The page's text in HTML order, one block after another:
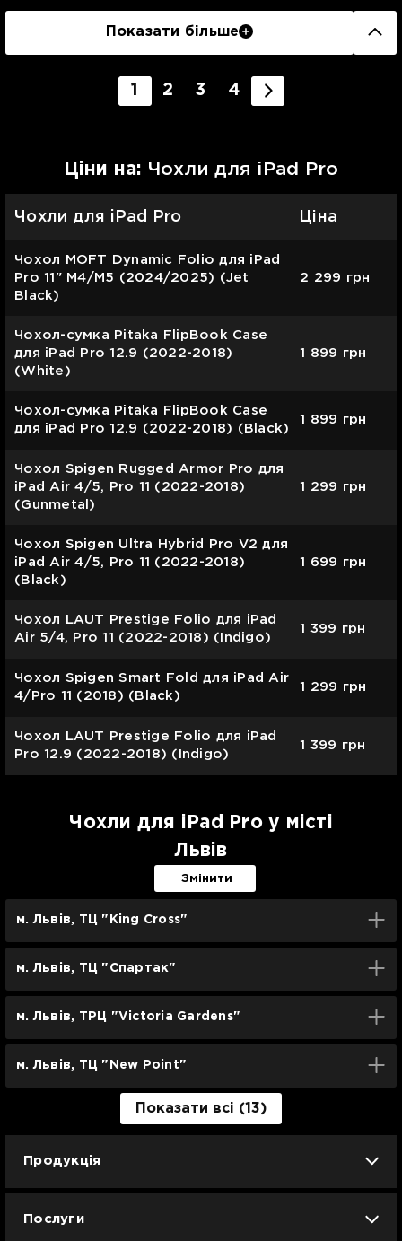
Показати більше
1 2 3 4
Цiни на: Чохли для iPad Pro
Чохли для iPad Pro Ціна
Чохол MOFT Dynamic Folio для iPad
Pro 11" М4/M5 (2024/2025) (Jet
Black)
2 299 грн
Чохол-сумка Pitaka FlipBook Case
для iPad Pro 12.9 (2022-2018)
(White)
1 899 грн
Чохол-сумка Pitaka FlipBook Case
для iPad Pro 12.9 (2022-2018) (Black)
1 899 грн
Чохол Spigen Rugged Armor Pro для
iPad Air 4/5, Pro 11 (2022-2018)
(Gunmetal)
1 299 грн
Чохол Spigen Ultra Hybrid Pro V2 для
iPad Air 4/5, Pro 11 (2022-2018)
(Black)
1 699 грн
Чохол LAUT Prestige Folio для iPad
Air 5/4, Pro 11 (2022-2018) (Indigo)
1 399 грн
Чохол Spigen Smart Fold для iPad Air
4/Pro 11 (2018) (Black)
1 299 грн
Чохол LAUT Prestige Folio для iPad
Pro 12.9 (2022-2018) (Indigo)
1 399 грн
Чохли для iPad Pro у місті
Львів
Змінити
м. Львів, ТЦ "King Cross"
м. Львів, ТЦ "Спартак"
м. Львів, ТРЦ "Victoria Gardens"
м. Львів, ТЦ "New Point"
Показати всі (13)
Продукція
Послуги